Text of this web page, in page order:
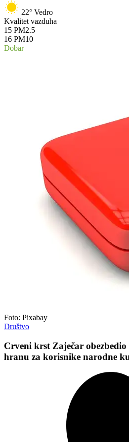
22° Vedro
Kvalitet vazduha
15 PM2.5
16 PM10
Dobar
Foto: Pixabay
Društvo
Crveni krst Zaječar
hranu za korisnike narodne